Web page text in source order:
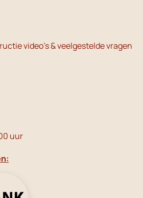
video's & veelgestelde vragen
uur